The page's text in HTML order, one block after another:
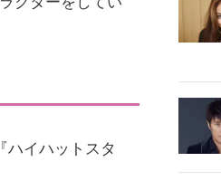
ハイハットスタ